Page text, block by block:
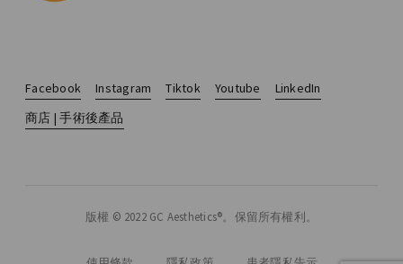
Facebook Instagram Tiktok Youtube
LinkedIn
商店 | 手術後產品
版權 © 2022 GC Aesthetics®。保留所有權利。